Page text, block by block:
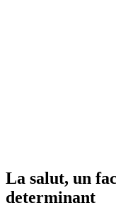
La salut, un
determinant